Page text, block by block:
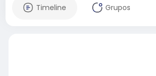
Timeline Grupos